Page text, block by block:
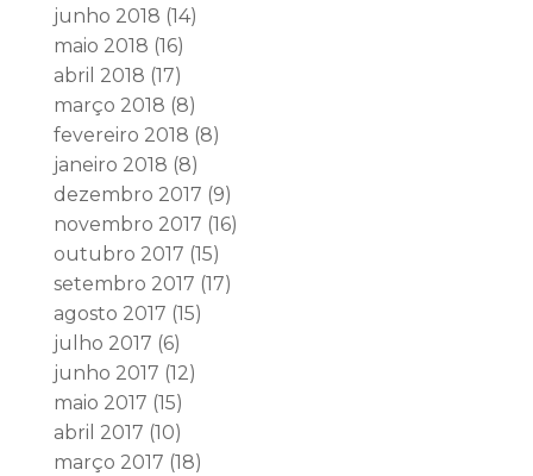
junho 2018 (14)
maio 2018 (16)
abril 2018 (17)
março 2018 (8)
fevereiro 2018 (8)
janeiro 2018 (8)
dezembro 2017 (9)
novembro 2017 (16)
outubro 2017 (15)
setembro 2017 (17)
agosto 2017 (15)
julho 2017 (6)
junho 2017 (12)
maio 2017 (15)
abril 2017 (10)
março 2017 (18)